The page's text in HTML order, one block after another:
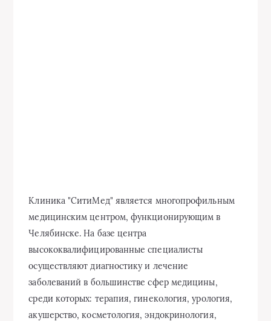
Клиника "СитиМед" является многопрофильным
медицинским центром, функционирующим в
Челябинске. На базе центра
высококвалифицированные специалисты
осуществляют диагностику и лечение
заболеваний в большинстве сфер медицины,
среди которых: терапия, гинекология, урология,
акушерство, косметология, эндокринология,